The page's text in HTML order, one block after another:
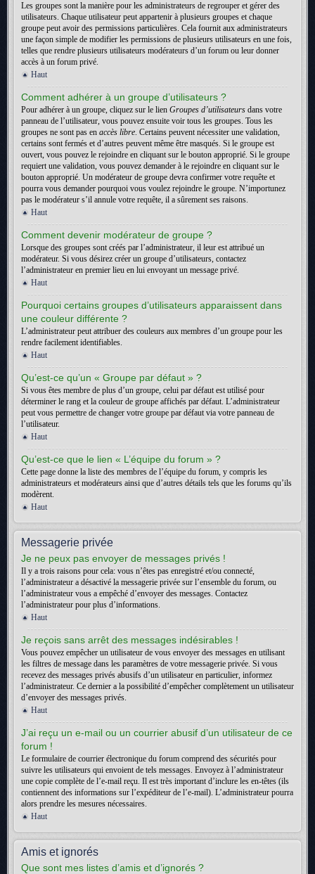
Les groupes sont la manière pour les administrateurs de regrouper et gérer des
utilisateurs. Chaque utilisateur peut appartenir à plusieurs groupes et chaque
groupe peut avoir des permissions particulières. Cela fournit aux administrateurs
une façon simple de modifier les permissions de plusieurs utilisateurs en une fois,
telles que rendre plusieurs utilisateurs modérateurs d’un forum ou leur donner
accès à un forum privé.
Haut
Comment adhérer à un groupe d’utilisateurs ?
Pour adhérer à un groupe, cliquez sur le lien Groupes d’utilisateurs dans votre
panneau de l’utilisateur, vous pouvez ensuite voir tous les groupes. Tous les
groupes ne sont pas en accès libre. Certains peuvent nécessiter une validation,
certains sont fermés et d’autres peuvent même être masqués. Si le groupe est
ouvert, vous pouvez le rejoindre en cliquant sur le bouton approprié. Si le groupe
requiert une validation, vous pouvez demander à le rejoindre en cliquant sur le
bouton approprié. Un modérateur de groupe devra confirmer votre requête et
pourra vous demander pourquoi vous voulez rejoindre le groupe. N’importunez
pas le modérateur s’il annule votre requête, il a sûrement ses raisons.
Haut
Comment devenir modérateur de groupe ?
Lorsque des groupes sont créés par l’administrateur, il leur est attribué un
modérateur. Si vous désirez créer un groupe d’utilisateurs, contactez
l’administrateur en premier lieu en lui envoyant un message privé.
Haut
Pourquoi certains groupes d’utilisateurs apparaissent dans
une couleur différente ?
L’administrateur peut attribuer des couleurs aux membres d’un groupe pour les
rendre facilement identifiables.
Haut
Qu’est-ce qu’un « Groupe par défaut » ?
Si vous êtes membre de plus d’un groupe, celui par défaut est utilisé pour
déterminer le rang et la couleur de groupe affichés par défaut. L’administrateur
peut vous permettre de changer votre groupe par défaut via votre panneau de
l’utilisateur.
Haut
Qu’est-ce que le lien « L’équipe du forum » ?
Cette page donne la liste des membres de l’équipe du forum, y compris les
administrateurs et modérateurs ainsi que d’autres détails tels que les forums qu’ils
modèrent.
Haut
Messagerie privée
Je ne peux pas envoyer de messages privés !
Il y a trois raisons pour cela: vous n’êtes pas enregistré et/ou connecté,
l’administrateur a désactivé la messagerie privée sur l’ensemble du forum, ou
l’administrateur vous a empêché d’envoyer des messages. Contactez
l’administrateur pour plus d’informations.
Haut
Je reçois sans arrêt des messages indésirables !
Vous pouvez empêcher un utilisateur de vous envoyer des messages en utilisant
les filtres de message dans les paramètres de votre messagerie privée. Si vous
recevez des messages privés abusifs d’un utilisateur en particulier, informez
l’administrateur. Ce dernier a la possibilité d’empêcher complètement un utilisateur
d’envoyer des messages privés.
Haut
J’ai reçu un e-mail ou un courrier abusif d’un utilisateur de ce
forum !
Le formulaire de courrier électronique du forum comprend des sécurités pour
suivre les utilisateurs qui envoient de tels messages. Envoyez à l’administrateur
une copie complète de l’e-mail reçu. Il est très important d’inclure les en-têtes (ils
contiennent des informations sur l’expéditeur de l’e-mail). L’administrateur pourra
alors prendre les mesures nécessaires.
Haut
Amis et ignorés
Que sont mes listes d’amis et d’ignorés ?